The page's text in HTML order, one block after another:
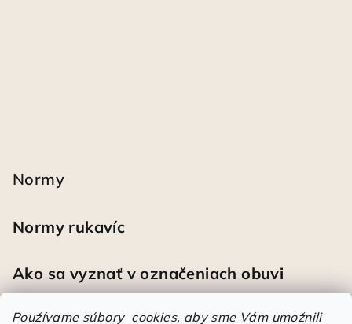
Používame súbory cookies, aby sme Vám umožnili
Normy
Normy rukavíc
Ako sa vyznať v označeniach obuvi